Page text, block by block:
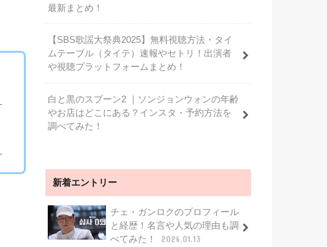
最新まとめ！
【SBS歌謡大祭典2025】無料視聴方法・タイ
ムテーブル（タイテ）速報やセトリ！出演者
や視聴プラットフォームまとめ！
白と黒のスプーン2 ｜ソンジョンウォンの年齢
やお店はどこにある？インスタ・予約方法を
調べてみた！
新着エントリー
チェ・ガンロクのプロフィール
と経歴！名言や人気の理由も調
べてみた！
2026.01.13